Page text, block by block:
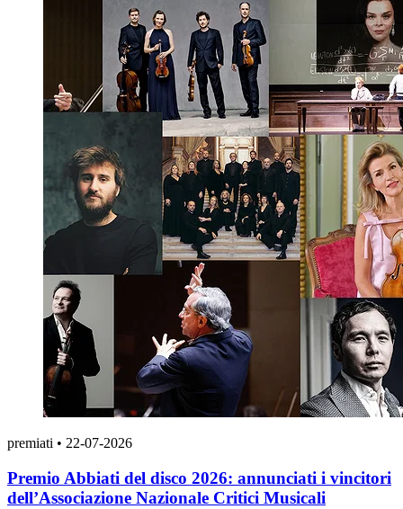
premiati • 22-07-2026
Premio Abbiati del disco 2026: annunciati i vincitori
dell’Associazione Nazionale Critici Musicali